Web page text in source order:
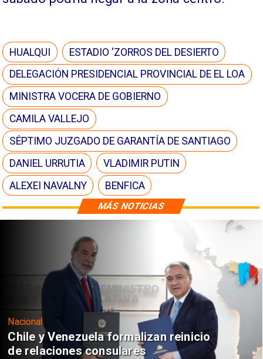
MÁS NOTICIAS
HUALQUI
ESTADIO 'ZORROS DEL DESIERTO
DELEGACIÓN PRESIDENCIAL PROVINCIAL DE EL LOA
MINISTRA VOCERA DE GOBIERNO
CAMILA VALLEJO
SÉPTIMO JUZGADO DE GARANTÍA DE SANTIAGO
DANIEL URRUTIA
VLADIMIR PUTIN
ALEXEI NAVALNY
BENFICA
Nacional
Chile y Venezuela formalizan reinicio
de relaciones consulares